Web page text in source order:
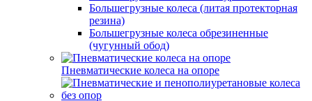
Большегрузные колеса (литая протекторная
резина)
Большегрузные колеса обрезиненные
(чугунный обод)
Пневматические колеса на опоре